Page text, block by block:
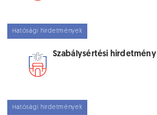
Hatósági hirdetmények
Szabálysértési hirdetmény
Hatósági hirdetmények